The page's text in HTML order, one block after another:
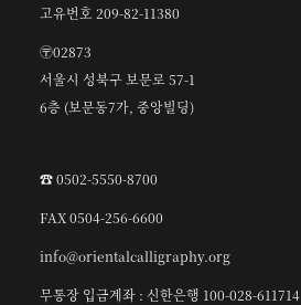
고유번호 209-82-11380
〶02873
서울시 성북구 보문로 57-1
6층 (보문동7가, 중앙빌딩)
☎︎ 0502-5550-8700
FAX 0504-256-6600
info@orientalcalligraphy.org
무통장 입금계좌 : 신한은행 100-028-611714